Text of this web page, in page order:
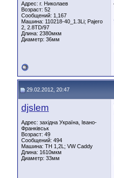
Адрес: г. Николаев
Возраст: 52
Сообщений: 1,167
Машина: 110218-40_1.3Li; Pajero
2, 2.8TD/97
Длина: 2380мкм
Диаметр: 36мм
29.02.2012, 20:47
djslem
Адрес: західна Україна, Івано-
Франківськ
Возраст: 49
Сообщений: 494
Машина: ТН 1,2L; VW Caddy
Длина: 1610мкм
Диаметр: 33мм